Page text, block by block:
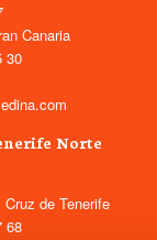
Canaria
30
Norte
de Tenerife
68